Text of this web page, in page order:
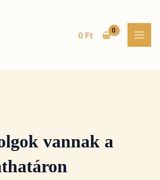
0 Ft
vannak a